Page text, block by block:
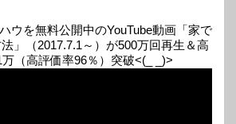
ウを無料公開中のYouTube動画「家で
」（2017.7.1～）が500万回再生＆高
（高評価率96％）突破<(_ _)>